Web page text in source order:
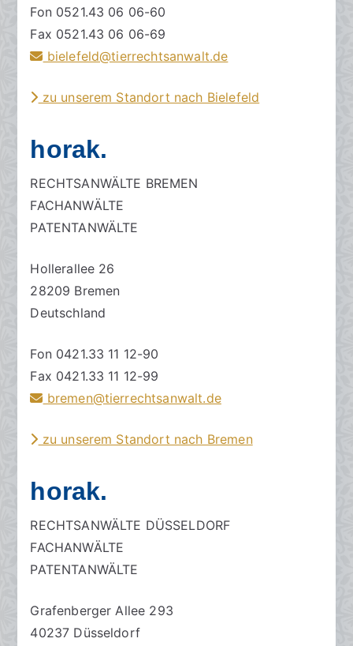
Fon 0521.43 06 06-60
Fax 0521.43 06 06-69
bielefeld@tierrechtsanwalt.de
zu unserem Standort nach Bielefeld
horak.
RECHTSANWÄLTE BREMEN
FACHANWÄLTE
PATENTANWÄLTE
Hollerallee 26
28209 Bremen
Deutschland
Fon 0421.33 11 12-90
Fax 0421.33 11 12-99
bremen@tierrechtsanwalt.de
zu unserem Standort nach Bremen
horak.
RECHTSANWÄLTE DÜSSELDORF
FACHANWÄLTE
PATENTANWÄLTE
Grafenberger Allee 293
40237 Düsseldorf